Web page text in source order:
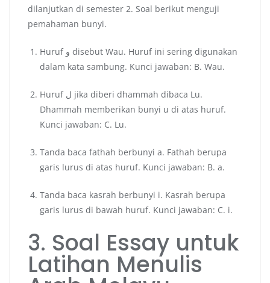
dilanjutkan di semester 2. Soal berikut menguji
pemahaman bunyi.
Huruf و disebut Wau. Huruf ini sering digunakan
dalam kata sambung. Kunci jawaban: B. Wau.
Huruf ل jika diberi dhammah dibaca Lu.
Dhammah memberikan bunyi u di atas huruf.
Kunci jawaban: C. Lu.
Tanda baca fathah berbunyi a. Fathah berupa
garis lurus di atas huruf. Kunci jawaban: B. a.
Tanda baca kasrah berbunyi i. Kasrah berupa
garis lurus di bawah huruf. Kunci jawaban: C. i.
3. Soal Essay untuk
Latihan Menulis